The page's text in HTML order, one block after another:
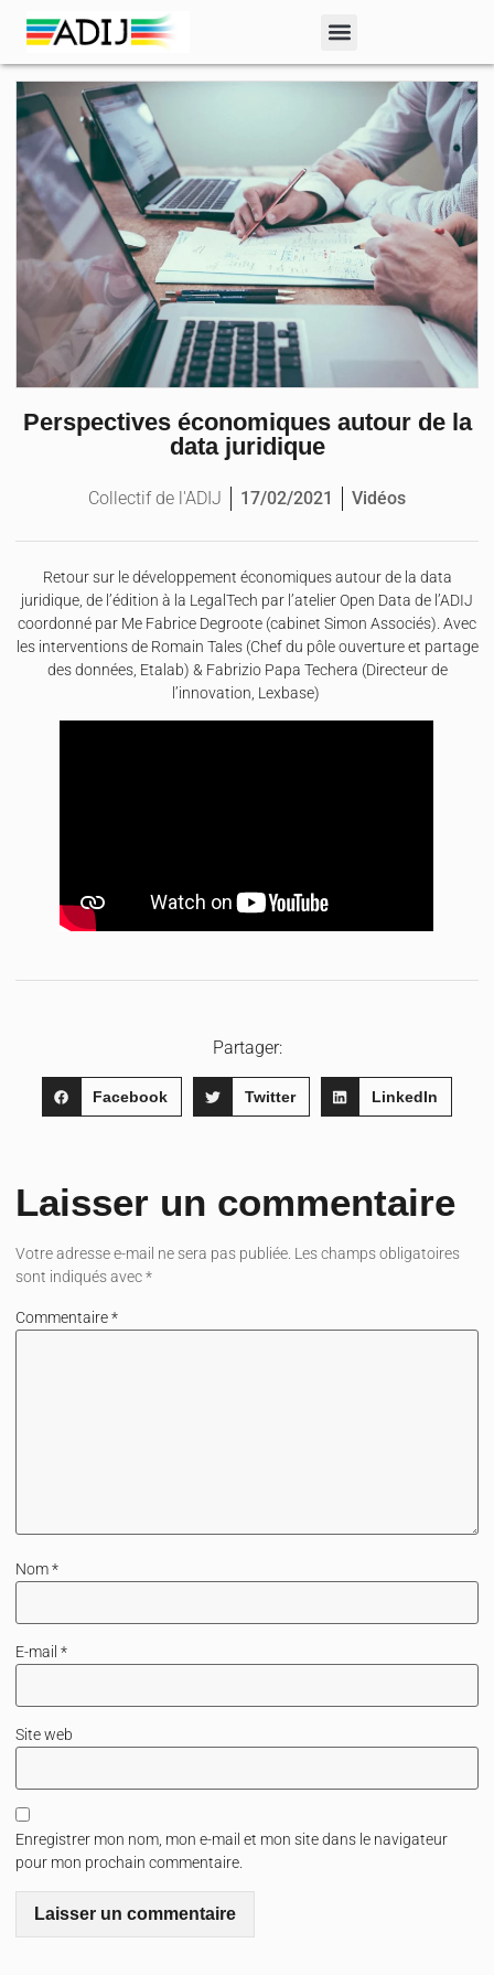
Perspectives économiques autour de la
data juridique
Collectif de l'ADIJ 17/02/2021 Vidéos
Retour sur le développement économiques autour de la data
juridique, de l’édition à la LegalTech par l’atelier Open Data de l’ADIJ
coordonné par Me Fabrice Degroote (cabinet Simon Associés). Avec
les interventions de Romain Tales (Chef du pôle ouverture et partage
des données, Etalab) & Fabrizio Papa Techera (Directeur de
l’innovation, Lexbase)
Partager:
Facebook Twitter LinkedIn
Laisser un commentaire
Votre adresse e-mail ne sera pas publiée. Les champs obligatoires
sont indiqués avec*
Commentaire*
Nom*
E-mail*
Site web
Enregistrer mon nom, mon e-mail et mon site dans le navigateur
pour mon prochain commentaire.